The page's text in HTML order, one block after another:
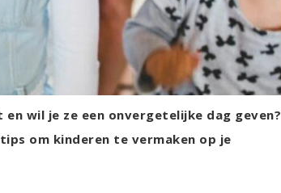
wil je ze een onvergetelijke dag geven?
om kinderen te vermaken op je